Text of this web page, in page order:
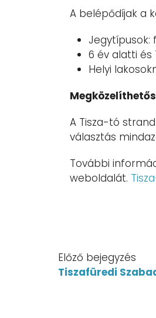
A belépődíjak a
Jegytípusok:
6 év alatti
Helyi
A Tisza-tó
választás
További
weboldalát.
Előző bejegyzés
Tiszafüredi